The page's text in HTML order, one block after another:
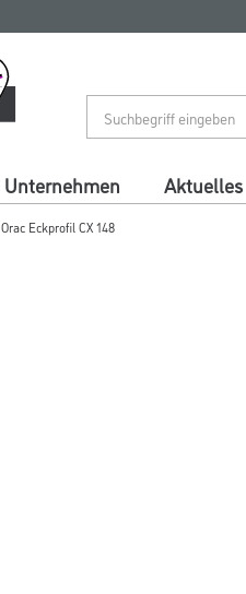
Unternehmen Aktuelles
Orac Eckprofil CX 148